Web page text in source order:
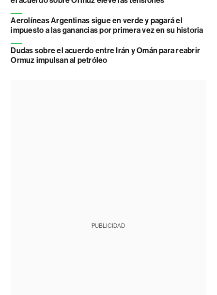
Aerolíneas Argentinas sigue en verde y pagará el
impuesto a las ganancias por primera vez en su historia
Dudas sobre el acuerdo entre Irán y Omán para reabrir
Ormuz impulsan al petróleo
PUBLICIDAD